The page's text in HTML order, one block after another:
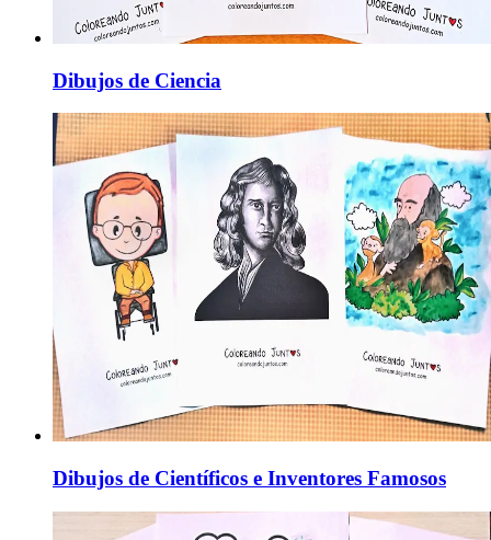
Dibujos de Ciencia
Dibujos de Científicos e Inventores Famosos